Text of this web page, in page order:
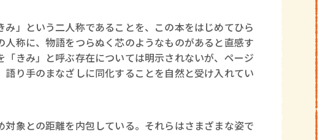
」という二人称であることを、この本をはじめてひら
称に、物語をつらぬく芯のようなものがあると直感す
きみ」と呼ぶ存在については明示されないが、ページ
り手のまなざしに同化することを自然と受け入れてい
象との距離を内包している。それらはさまざまな姿で